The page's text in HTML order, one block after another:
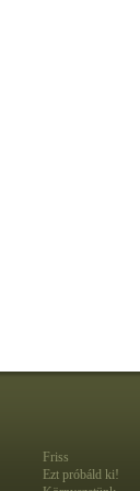
Friss
Ezt próbáld ki!